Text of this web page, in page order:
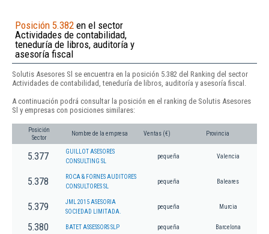
Posición 5.382 en el sector
Actividades de contabilidad,
teneduría de libros, auditoría y
asesoría fiscal
Solutis Asesores Sl se encuentra en la posición 5.382 del Ranking del sector
Actividades de contabilidad, teneduría de libros, auditoría y asesoría fiscal.
A continuación podrá consultar la posición en el ranking de Solutis Asesores
Sl y empresas con posiciones similares:
Posición
Sector
Nombre de la empresa Ventas (€) Provincia
5.377
GUILLOT ASESORES
CONSULTING SL
pequeña Valencia
5.378
ROCA & FORNES AUDITORES
CONSULTORES SL
pequeña Baleares
5.379
JML 2015 ASESORIA
SOCIEDAD LIMITADA.
pequeña Murcia
5.380 BATET ASSESSORS SLP pequeña Barcelona